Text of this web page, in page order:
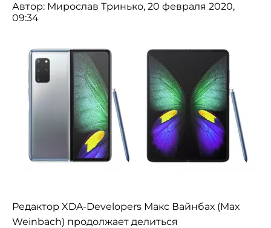
Автор: Мирослав Тринько, 20 февраля 2020,
09:34
Редактор XDA-Developers Макс Вайнбах (Max
Weinbach) продолжает делиться